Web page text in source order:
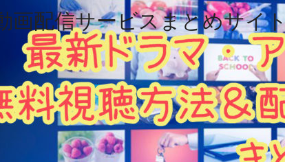
画配信サービスまとめサイ